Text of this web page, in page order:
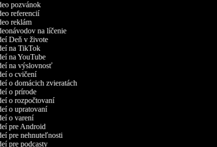
pozvánok
referencií
reklám
na líčenie
Deň v živote
na TikTok
na YouTube
na výslovnosť
o cvičení
o domácich zvieratách
o prírode
o rozpočtovaní
o upratovaní
o varení
pre Android
pre nehnuteľnosti
pre podcasty